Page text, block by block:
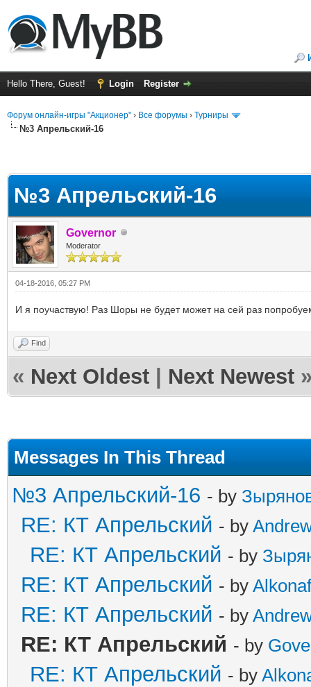
Hello There, Guest! Login Register
Форум онлайн-игры "Акционер" › Все форумы › Турниры
№3 Апрельский-16
№3 Апрельский-16
Governor
Moderator
04-18-2016, 05:27 PM
И я поучаствую! Раз Шоры не будет может на сей раз
Find
« Next Oldest Next Newest
Messages In This Thread
№3 Апрельский-16 - by
RE: КТ Апрельский - by
RE: КТ Апрельский - by
RE: КТ Апрельский - by
RE: КТ Апрельский - by
RE: КТ Апрельский - by
RE: КТ Апрельский - by